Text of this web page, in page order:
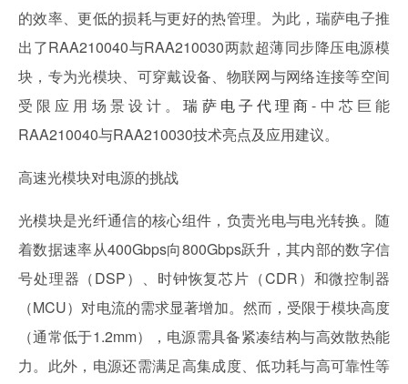
的效率、更低的损耗与更好的热管理。为此，瑞萨电子推
出了RAA210040与RAA210030两款超薄同步降压电源模
块，专为光模块、可穿戴设备、物联网与网络连接等空间
受限应用场景设计。瑞萨电子代理商-中芯巨能
RAA210040与RAA210030技术亮点及应用建议。
高速光模块对电源的挑战
光模块是光纤通信的核心组件，负责光电与电光转换。随
着数据速率从400Gbps向800Gbps跃升，其内部的数字信
号处理器（DSP）、时钟恢复芯片（CDR）和微控制器
（MCU）对电流的需求显著增加。然而，受限于模块高度
（通常低于1.2mm），电源需具备紧凑结构与高效散热能
力。此外，电源还需满足高集成度、低功耗与高可靠性等